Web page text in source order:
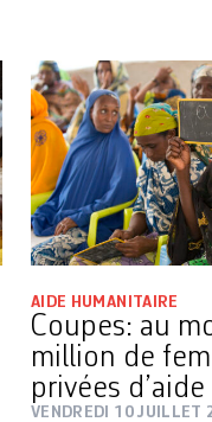
AIDE HUMANITAIRE
Coupes: au
million de
privées d’aide
VENDREDI 10 JUILLET